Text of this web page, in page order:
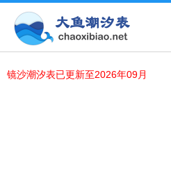
镜沙潮汐表已更新至2026年09月